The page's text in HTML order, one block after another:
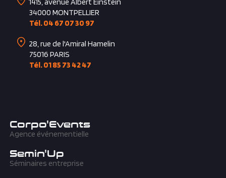
1415, avenue Albert Einstein
34000 MONTPELLIER
Tél. 04 67 07 30 97
28, rue de l'Amiral Hamelin
75016 PARIS
Tél. 01 85 73 42 47
Corpo'Events
Agence événementielle
Semin'Up
Séminaires entreprise